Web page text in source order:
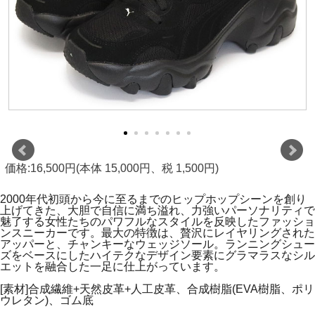
価格:16,500円(本体 15,000円、税 1,500円)
2000年代初頭から今に至るまでのヒップホップシーンを創り
上げてきた、大胆で自信に満ち溢れ、力強いパーソナリティで
魅了する女性たちのパワフルなスタイルを反映したファッショ
ンスニーカーです。最大の特徴は、贅沢にレイヤリングされた
アッパーと、チャンキーなウェッジソール。ランニングシュー
ズをベースにしたハイテクなデザイン要素にグラマラスなシル
エットを融合した一足に仕上がっています。
[素材]合成繊維+天然皮革+人工皮革、合成樹脂(EVA樹脂、ポリ
ウレタン)、ゴム底